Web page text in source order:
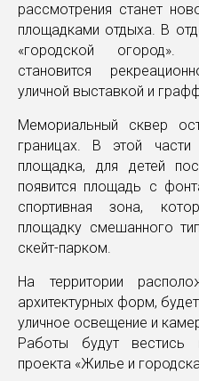
рассмотрения станет
площадками отдыха. В
«городской огород».
становится
уличной выставкой и
Мемориальный сквер
границах. В этой
площадка, для детей
появится площадь с
спортивная зона,
площадку смешанного
скейт-парком.
На территории
архитектурных форм,
уличное освещение и
Работы будут вестись
проекта «Жилье и